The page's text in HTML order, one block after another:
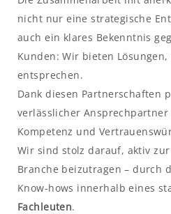
nicht nur eine strategische
auch ein klares Bekenntnis
Kunden: Wir bieten
entsprechen.
Dank diesen Partnerschaften
verlässlicher
Kompetenz und
Wir sind stolz darauf, aktiv
Branche beizutragen – durch
Know-hows innerhalb eines
Fachleuten.